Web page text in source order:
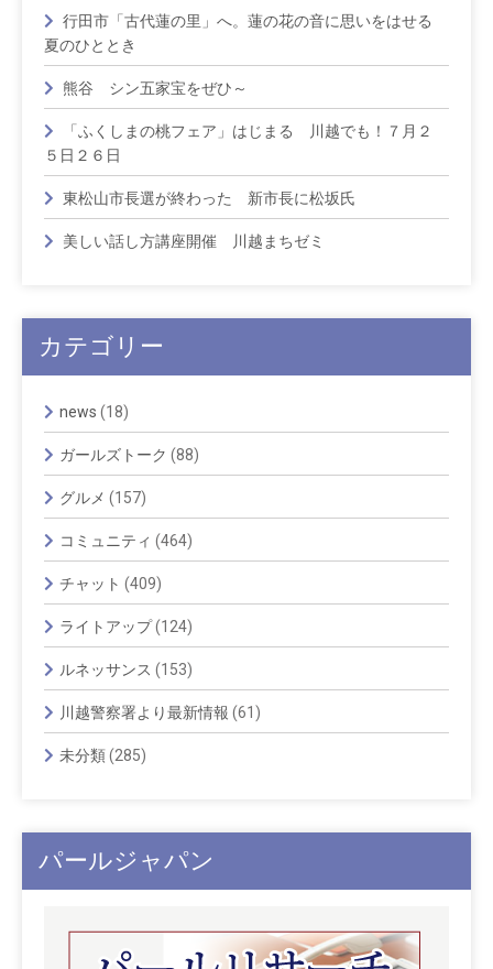
行田市「古代蓮の里」へ。蓮の花の音に思いをはせる
夏のひととき
熊谷 シン五家宝をぜひ～
「ふくしまの桃フェア」はじまる 川越でも！７月２
５日２６日
東松山市長選が終わった 新市長に松坂氏
美しい話し方講座開催 川越まちゼミ
カテゴリー
news (18)
ガールズトーク (88)
グルメ (157)
コミュニティ (464)
チャット (409)
ライトアップ(124)
ルネッサンス (153)
川越警察署より最新情報 (61)
未分類(285)
パールジャパン